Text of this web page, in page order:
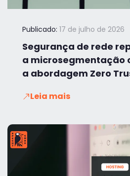
Publicado: 17 de julho de 2026
Segurança de rede
a microsegmentação
a abordagem Zero
Leia mais